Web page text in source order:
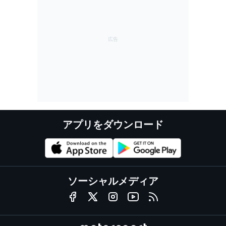
アプリをダウンロード
ソーシャルメディア